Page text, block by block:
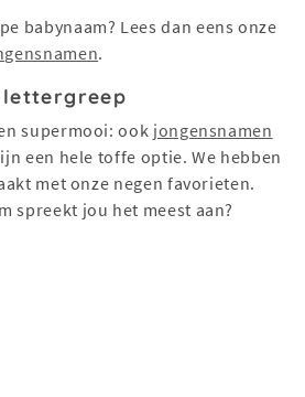
babynaam? Lees dan eens onze
.
lettergreep
supermooi: ook jongensnamen
een hele toffe optie. We hebben
met onze negen favorieten.
spreekt jou het meest aan?